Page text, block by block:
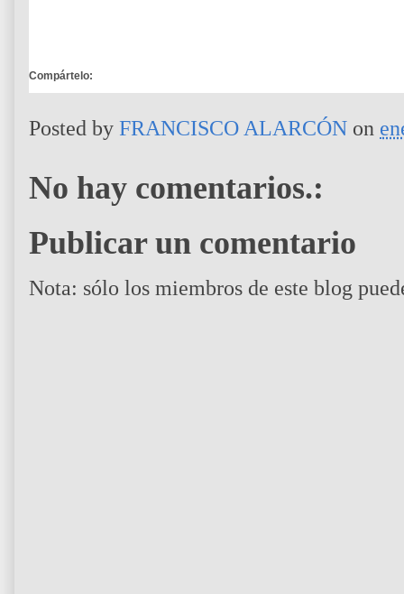
Compártelo:
Posted by FRANCISCO ALARCÓN on
No hay comentarios.:
Publicar un comentario
Nota: sólo los miembros de este blog